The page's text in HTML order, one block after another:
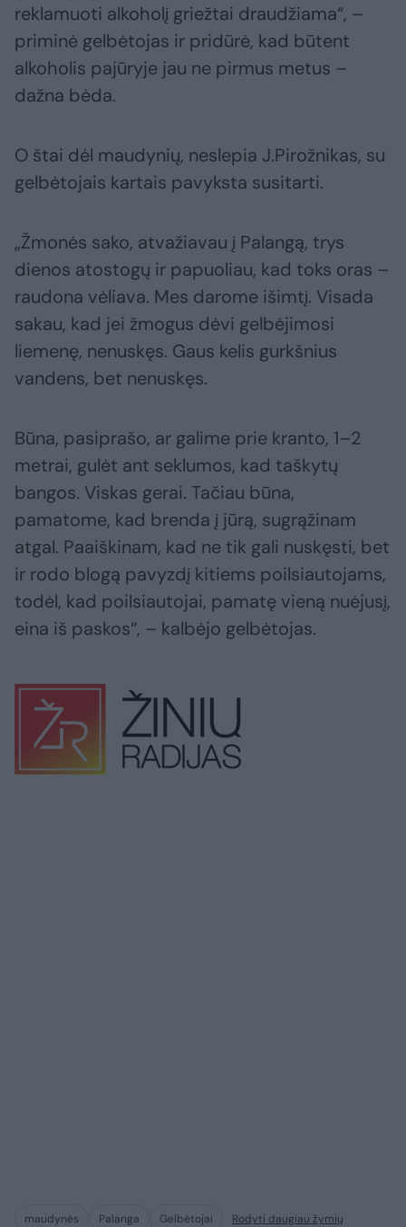
reklamuoti alkoholį griežtai draudžiama“, –
priminė gelbėtojas ir pridūrė, kad būtent
alkoholis pajūryje jau ne pirmus metus –
dažna bėda.
O štai dėl maudynių, neslepia J.Pirožnikas, su
gelbėtojais kartais pavyksta susitarti.
„Žmonės sako, atvažiavau į Palangą, trys
dienos atostogų ir papuoliau, kad toks oras –
raudona vėliava. Mes darome išimtį. Visada
sakau, kad jei žmogus dėvi gelbėjimosi
liemenę, nenuskęs. Gaus kelis gurkšnius
vandens, bet nenuskęs.
Būna, pasiprašo, ar galime prie kranto, 1–2
metrai, gulėt ant seklumos, kad taškytų
bangos. Viskas gerai. Tačiau būna,
pamatome, kad brenda į jūrą, sugrąžinam
atgal. Paaiškinam, kad ne tik gali nuskęsti, bet
ir rodo blogą pavyzdį kitiems poilsiautojams,
todėl, kad poilsiautojai, pamatę vieną nuėjusį,
eina iš paskos“, – kalbėjo gelbėtojas.
maudynės Palanga Gelbėtojai Rodyti daugiau žymių